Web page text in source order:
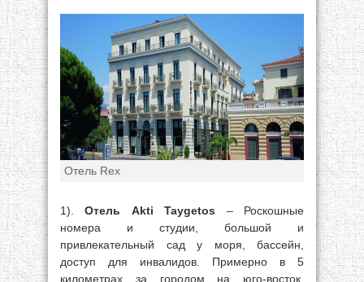
Отель Rex
1).Отель Akti Taygetos – Роскошные
номера и студии, большой и
привлекательный сад у моря, бассейн,
доступ для инвалидов. Примерно в 5
километрах за городом на юго-восток.